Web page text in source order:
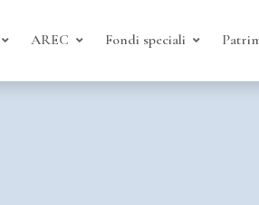
AREC Fondi speciali